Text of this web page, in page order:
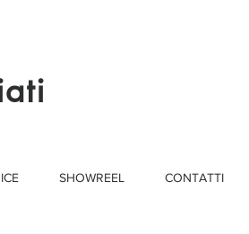
SHOWREEL CONTATTI